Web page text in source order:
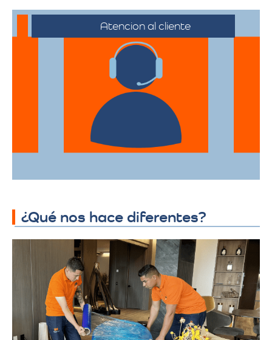
Atencion al cliente
Desde el primer contacto hasta la
finalización de la mudanza, se ofrece un
servicio al cliente excepcional,
adaptándose a sus horarios y
necesidades específicas.
¿Qué nos hace diferentes?